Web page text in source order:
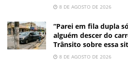
8 DE AGOSTO DE 2026
“Parei em fila dupla
alguém descer do
Trânsito sobre essa
8 DE AGOSTO DE 2026